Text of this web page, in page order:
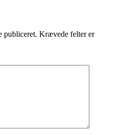
publiceret. Krævede felter er